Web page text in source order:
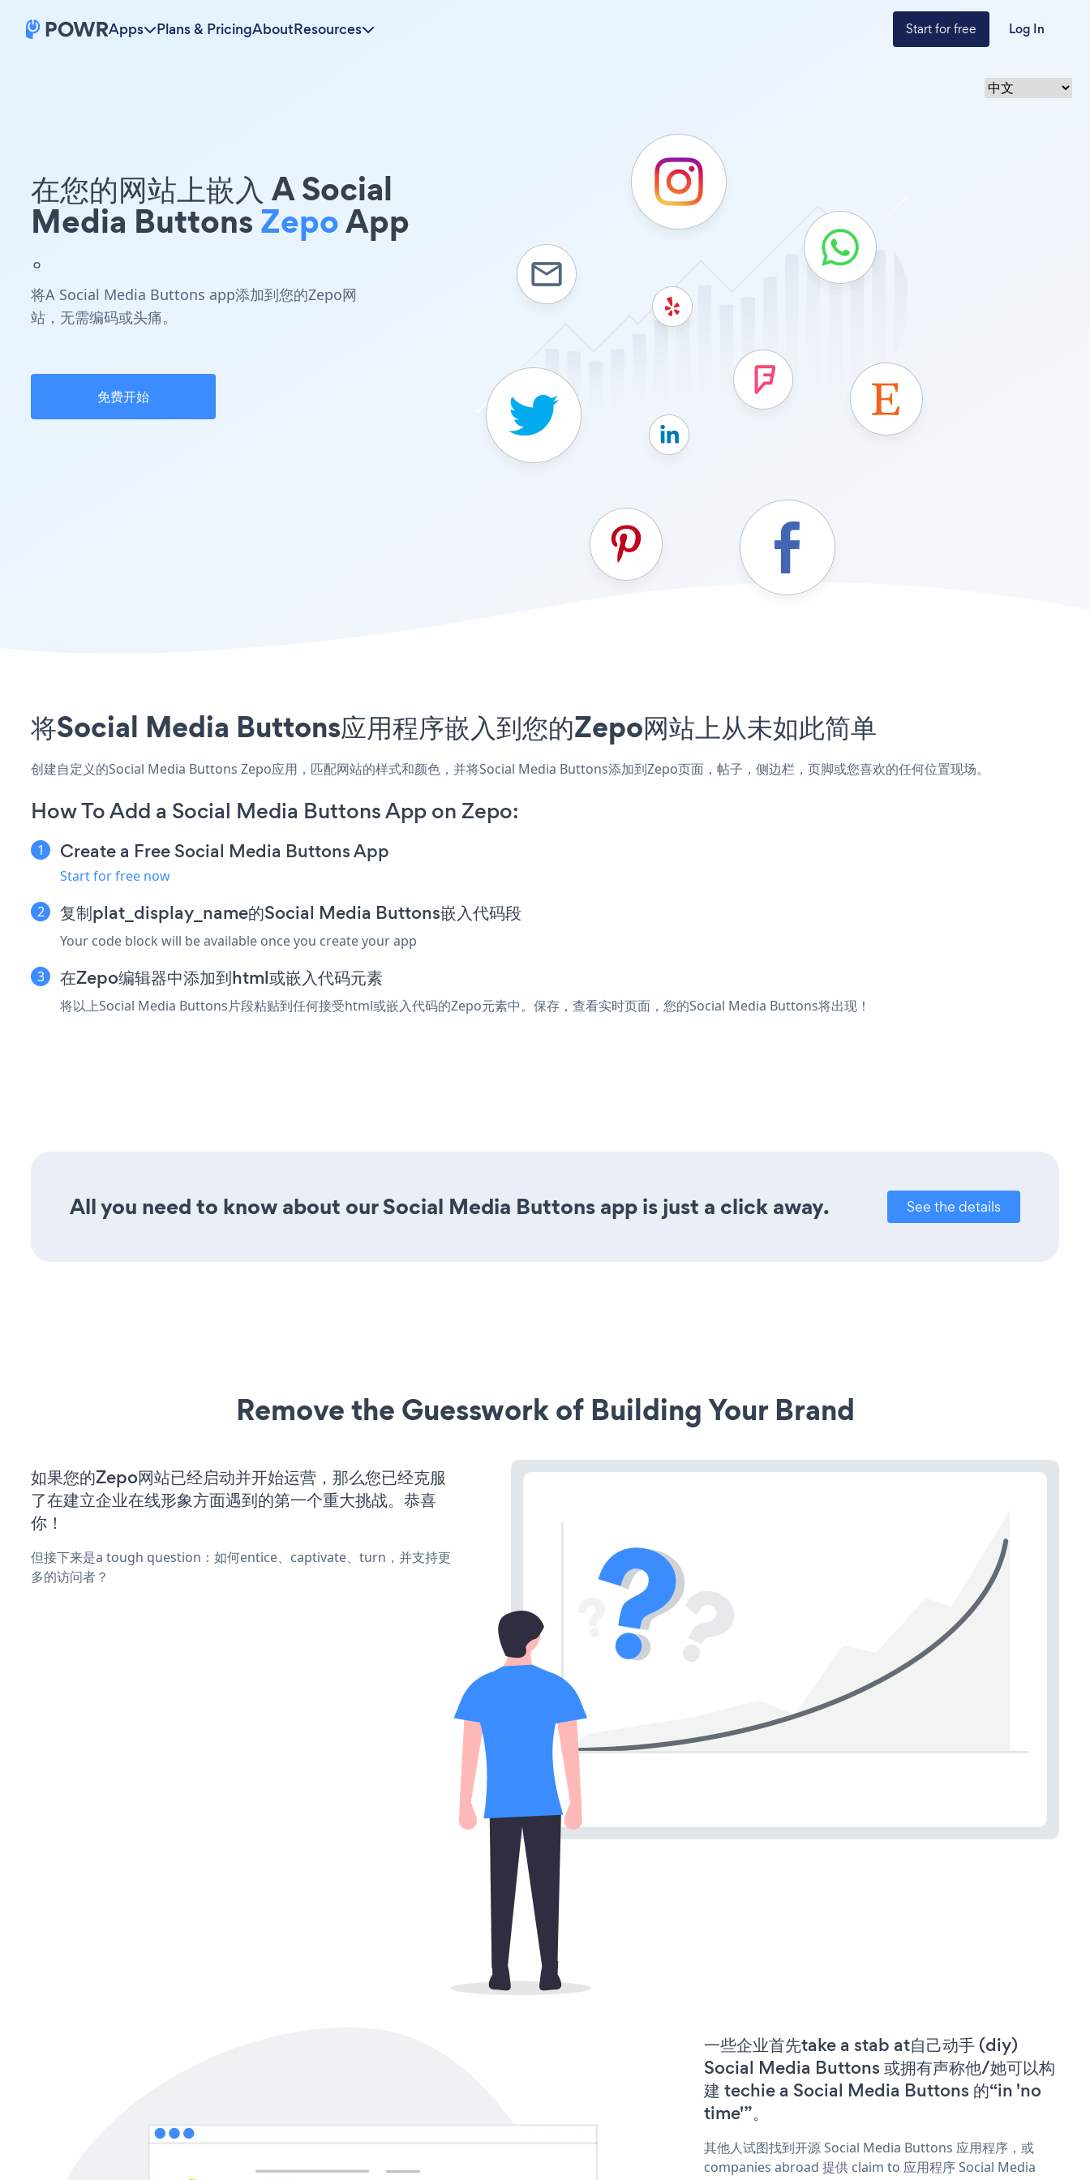
Apps Plans & PricingAboutResources Start for free Log In
在您的网站上嵌入 A Social
Media ButtonsZepoApp
。
将A Social Media Buttons app添加到您的Zepo网
站，无需编码或头痛。
免费开始
将Social Media Buttons应用程序嵌入到您的Zepo网站上从未如此简单
创建自定义的Social Media Buttons Zepo应用，匹配网站的样式和颜色，并将Social Media Buttons添加到Zepo页面，帖子，侧边栏，页脚或您喜欢的任何位置现场。
How To Add a Social Media Buttons App on Zepo:
Create a Free Social Media Buttons App
Start for free now
复制plat_display_name的Social Media Buttons嵌入代码段
Your code block will be available once you create your app
在Zepo编辑器中添加到html或嵌入代码元素
将以上Social Media Buttons片段粘贴到任何接受html或嵌入代码的Zepo元素中。保存，查看实时页面，您的Social Media Buttons将出现！
All you need to know about our Social Media Buttons app is just a click away. See the details
Remove the Guesswork of Building Your Brand
如果您的Zepo网站已经启动并开始运营，那么您已经克服
了在建立企业在线形象方面遇到的第一个重大挑战。恭喜
你！
但接下来是a tough question：如何entice、captivate、turn，并支持更
多的访问者？
一些企业首先take a stab at自己动手 (diy)
Social Media Buttons 或拥有声称他/她可以构
建 techie a Social Media Buttons 的“in 'no
time'”。
其他人试图找到开源 Social Media Buttons 应用程序，或
companies abroad 提供 claim to 应用程序 Social Media